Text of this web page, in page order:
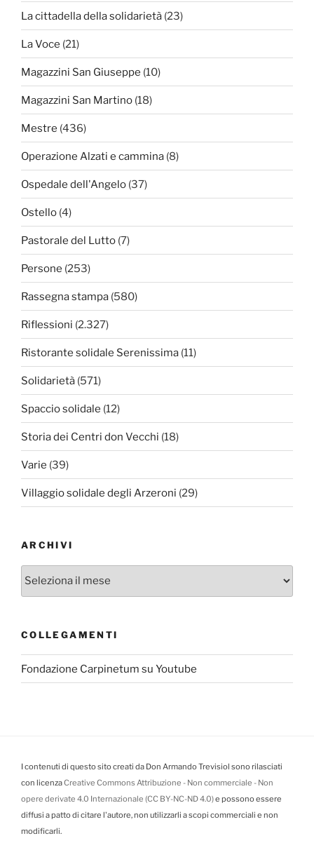
La cittadella della solidarietà (23)
La Voce (21)
Magazzini San Giuseppe (10)
Magazzini San Martino (18)
Mestre (436)
Operazione Alzati e cammina (8)
Ospedale dell'Angelo (37)
Ostello (4)
Pastorale del Lutto (7)
Persone (253)
Rassegna stampa (580)
Riflessioni (2.327)
Ristorante solidale Serenissima (11)
Solidarietà (571)
Spaccio solidale (12)
Storia dei Centri don Vecchi (18)
Varie (39)
Villaggio solidale degli Arzeroni (29)
ARCHIVI
Archivi
COLLEGAMENTI
Fondazione Carpinetum su Youtube
I contenuti di questo sito creati da Don Armando Trevisiol sono rilasciati
con licenzaCreative Commons Attribuzione - Non commerciale - Non
opere derivate 4.0 Internazionale (CC BY-NC-ND 4.0)e possono essere
diffusi a patto di citare l'autore, non utilizzarli a scopi commerciali e non
modificarli.